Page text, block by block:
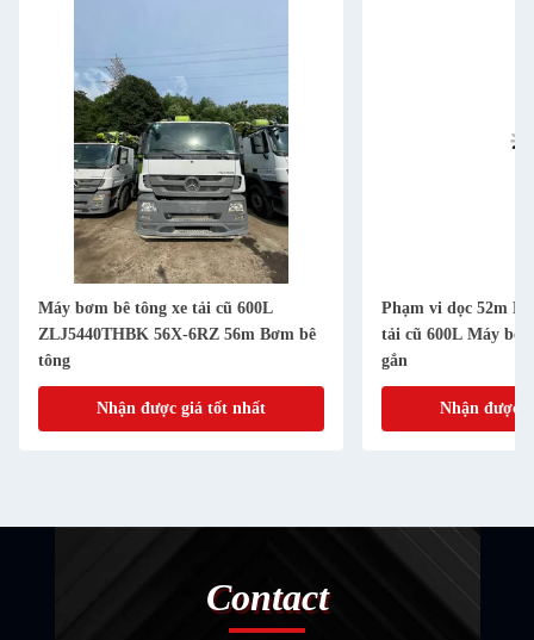
Máy bơm bê tông xe tải cũ 600L
ZLJ5440THBK 56X-6RZ 56m Bơm bê
tông
Nhận được giá tốt nhất
Phạm vi dọc 52m
tải cũ 600L Máy
gắn
Nhận được
Contact